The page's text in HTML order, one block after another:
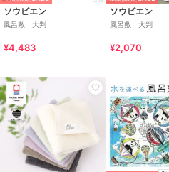
ソウビエン
風呂敷 大判
¥4,483
ソウビエン
風呂敷 大判
¥2,070